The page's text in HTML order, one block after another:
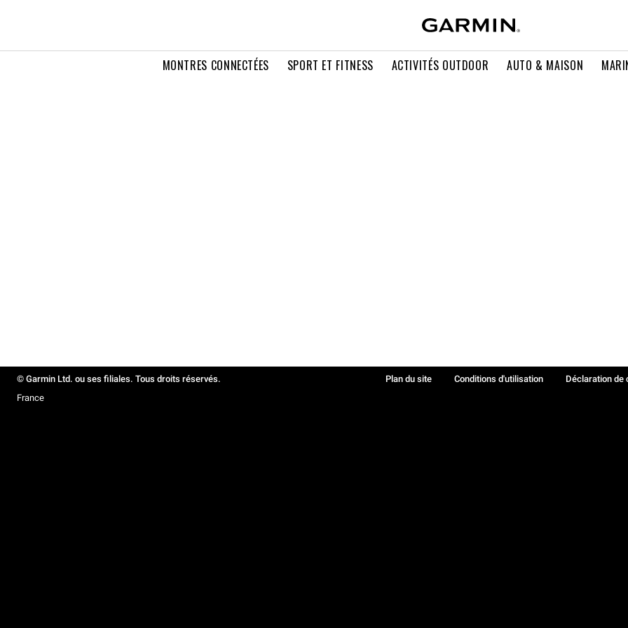
MONTRES CONNECTÉES SPORT ET FITNESS ACTIVITÉS OUTDOOR AUTO & MAISON
© Garmin Ltd. ou ses filiales. Tous droits réservés. Plan du site Conditions d'utilisation Déclaration de
France